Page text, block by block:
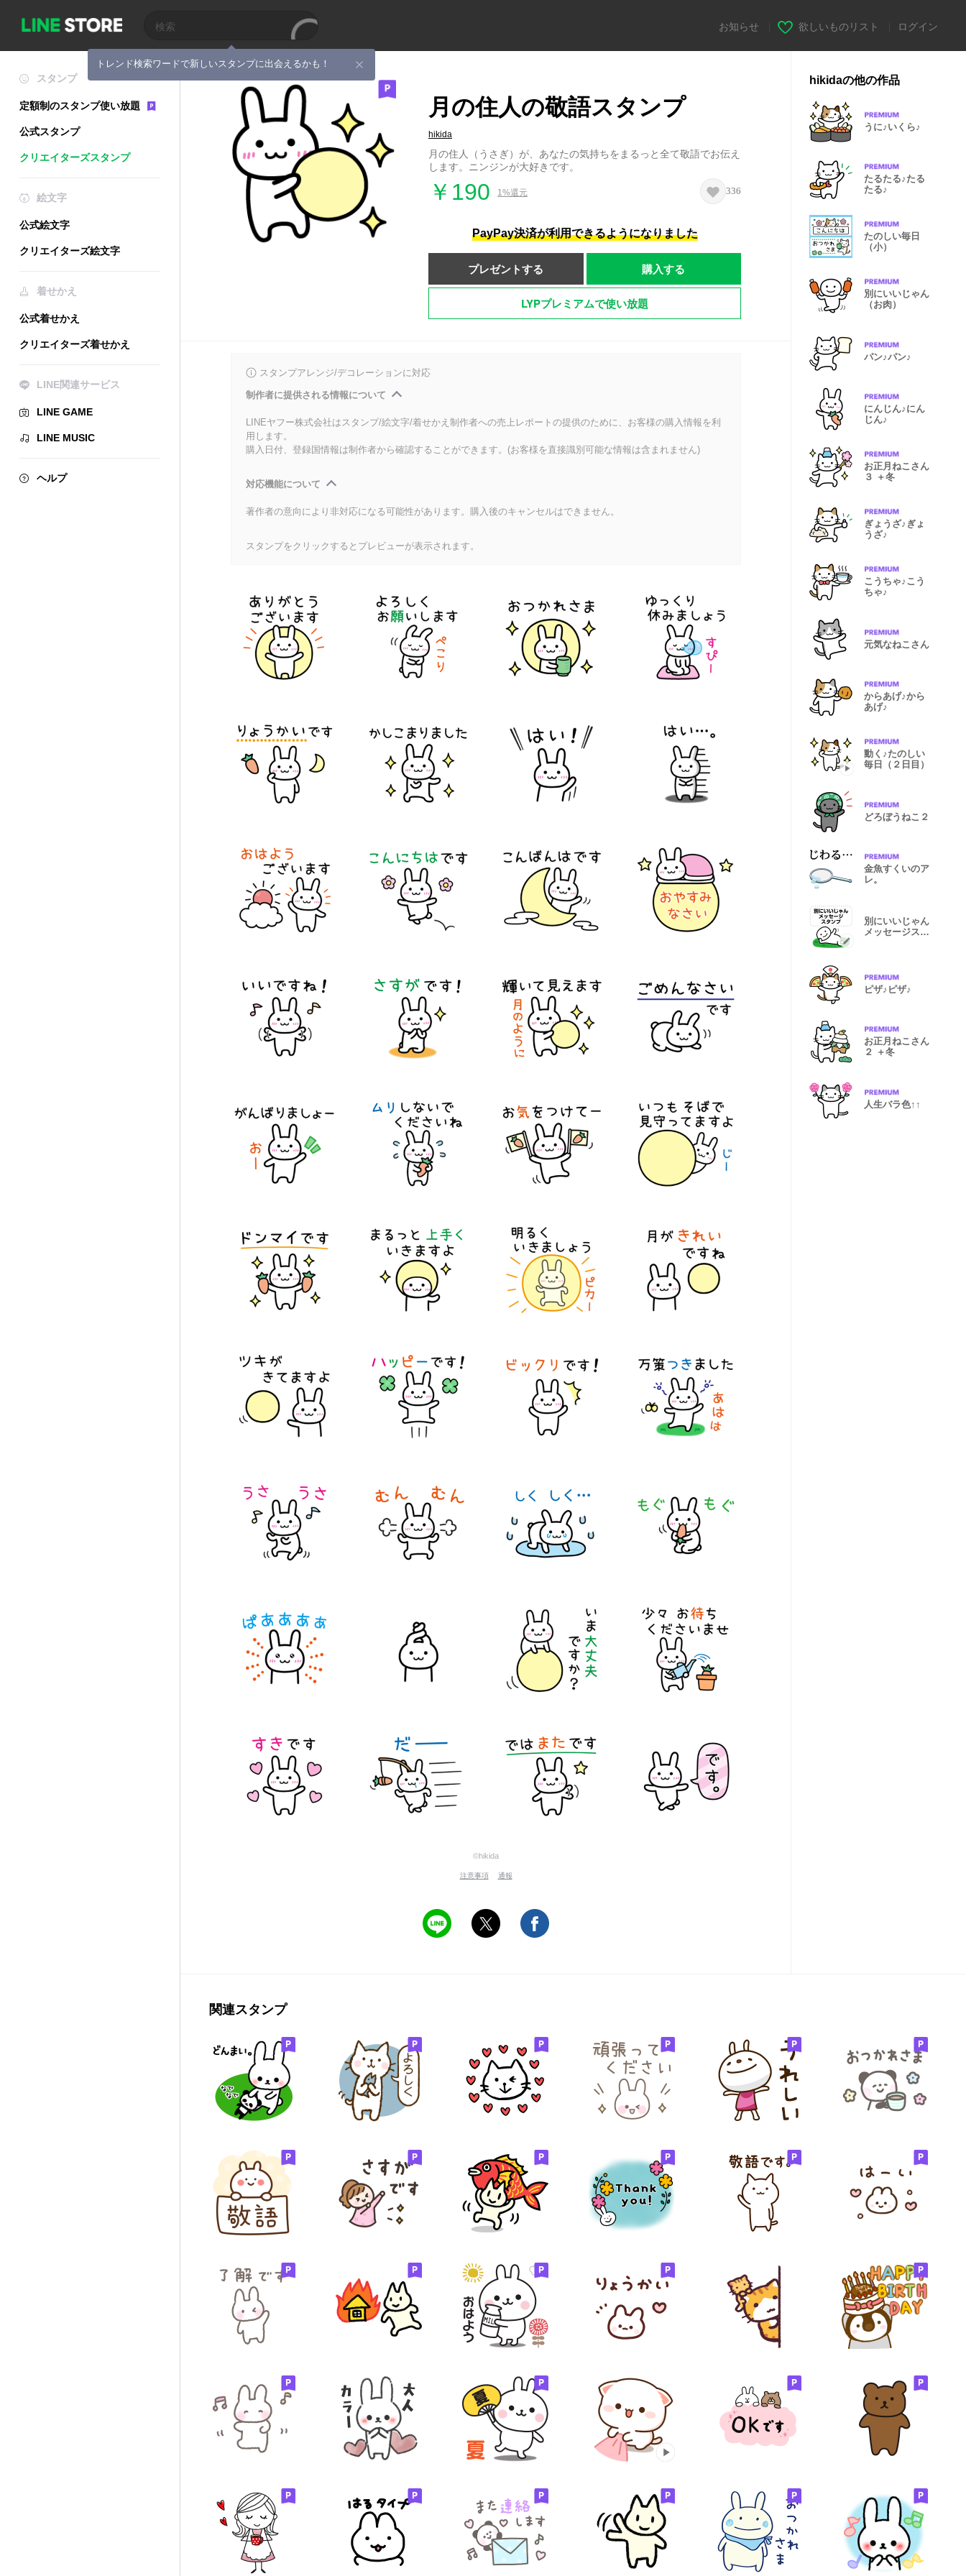
トレンド検索ワードで新しいスタンプに出会えるかも！
お知らせ 欲しいものリスト ログイン
スタンプ
定額制のスタンプ使い放題
公式スタンプ
クリエイターズスタンプ
絵文字
公式絵文字
クリエイターズ絵文字
着せかえ
公式着せかえ
クリエイターズ着せかえ
LINE関連サービス
LINE GAME
LINE MUSIC
ヘルプ
月の住人の敬語スタンプ
hikida
月の住人（うさぎ）が、あなたの気持ちをまるっと全て敬語でお伝え
します。ニンジンが大好きです。
￥190 1%還元 336
PayPay決済が利用できるようになりました
プレゼントする 購入する
LYPプレミアムで使い放題
スタンプアレンジ/デコレーションに対応
制作者に提供される情報について
LINEヤフー株式会社はスタンプ/絵文字/着せかえ制作者への売上レポートの提供のために、お客様の購入情報を利
用します。
購入日付、登録国情報は制作者から確認することができます。(お客様を直接識別可能な情報は含まれません)
対応機能について
著作者の意向により非対応になる可能性があります。購入後のキャンセルはできません。
スタンプをクリックするとプレビューが表示されます。
©hikida
注意事項 通報
hikidaの他の作品
うに♪いくら♪
たるたる♪たる
たる♪
たのしい毎日
（小）
別にいいじゃん
（お肉）
パン♪パン♪
にんじん♪にん
じん♪
お正月ねこさん
３ ＋冬
ぎょうざ♪ぎょ
うざ♪
こうちゃ♪こう
ちゃ♪
元気なねこさん
からあげ♪から
あげ♪
動く♪たのしい
毎日（２日目）
どろぼうねこ２
金魚すくいのア
レ。
別にいいじゃん
メッセージスタ
ピザ♪ピザ♪
お正月ねこさん
２ ＋冬
人生バラ色↑↑
関連スタンプ